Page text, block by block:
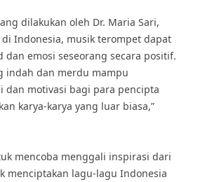
dilakukan oleh Dr. Maria Sari,
Indonesia, musik terompet dapat
dan emosi seseorang secara positif.
indah dan merdu mampu
dan motivasi bagi para pencipta
karya-karya yang luar biasa,”
mencoba menggali inspirasi dari
menciptakan lagu-lagu Indonesia